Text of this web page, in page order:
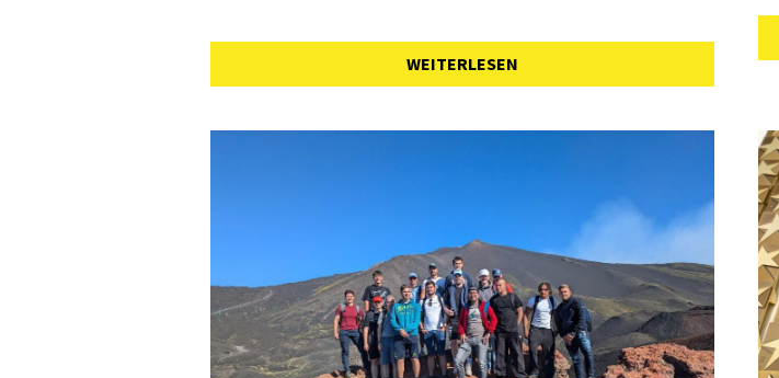
WEITERLESEN